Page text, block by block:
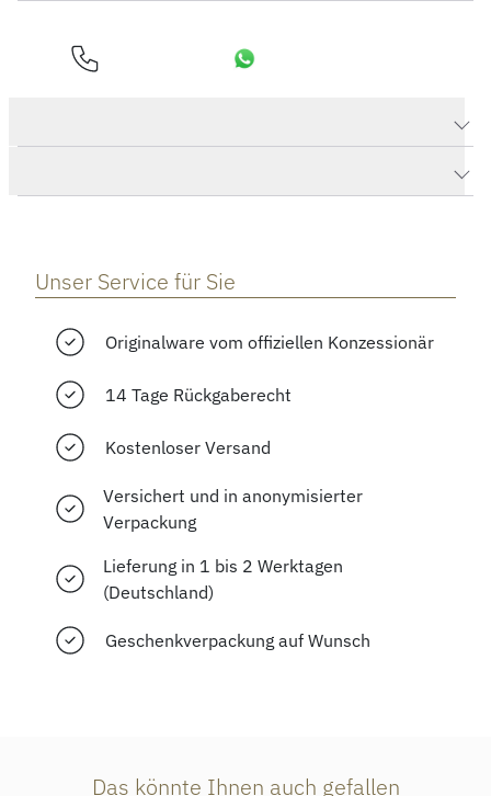
Unser Service für Sie
Originalware vom offiziellen Konzessionär
14 Tage Rückgaberecht
Kostenloser Versand
Versichert und in anonymisierter
Verpackung
Lieferung in 1 bis 2 Werktagen
(Deutschland)
Geschenkverpackung auf Wunsch
Das könnte Ihnen auch gefallen